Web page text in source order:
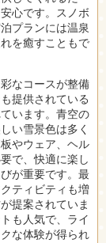
心です。スノボ
プランには温泉
を癒すこともで
なコースが整備
提供されている
います。青空の
い雪景色は多く
やウェア、ヘル
で、快適に楽し
が重要です。最
ティビティも増
提案されていま
も人気で、ライ
な体験が得られ